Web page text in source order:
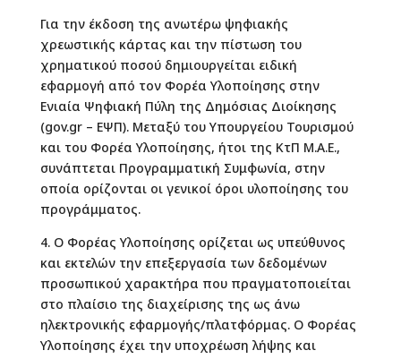
Για την έκδοση της ανωτέρω ψηφιακής
χρεωστικής κάρτας και την πίστωση του
χρηματικού ποσού δημιουργείται ειδική
εφαρμογή από τον Φορέα Υλοποίησης στην
Ενιαία Ψηφιακή Πύλη της Δημόσιας Διοίκησης
(gov.gr – ΕΨΠ). Μεταξύ του Υπουργείου Τουρισμού
και του Φορέα Υλοποίησης, ήτοι της ΚτΠ Μ.Α.Ε.,
συνάπτεται Προγραμματική Συμφωνία, στην
οποία ορίζονται οι γενικοί όροι υλοποίησης του
προγράμματος.
4. Ο Φορέας Υλοποίησης ορίζεται ως υπεύθυνος
και εκτελών την επεξεργασία των δεδομένων
προσωπικού χαρακτήρα που πραγματοποιείται
στο πλαίσιο της διαχείρισης της ως άνω
ηλεκτρονικής εφαρμογής/πλατφόρμας. Ο Φορέας
Υλοποίησης έχει την υποχρέωση λήψης και